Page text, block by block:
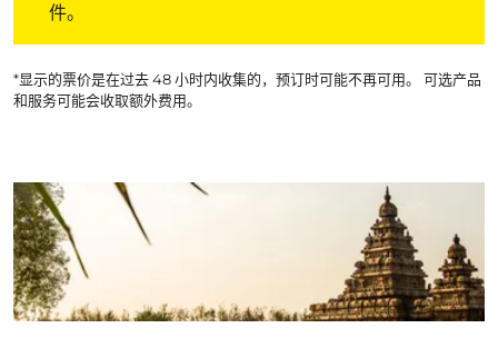
件。
*显示的票价是在过去 48 小时内收集的，预订时可能不再可用。 可选产品
和服务可能会收取额外费用。